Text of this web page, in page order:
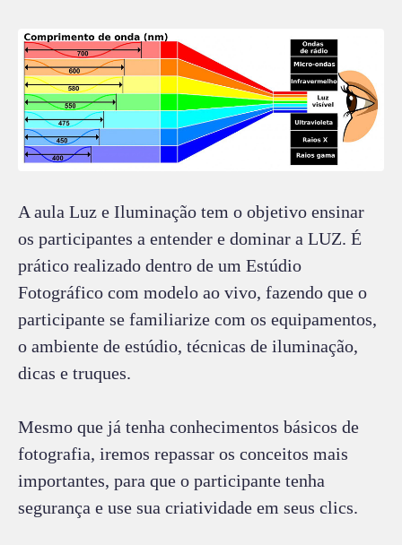
A aula Luz e Iluminação tem o objetivo ensinar
os participantes a entender e dominar a LUZ. É
prático realizado dentro de um Estúdio
Fotográfico com modelo ao vivo, fazendo que o
participante se familiarize com os equipamentos,
o ambiente de estúdio, técnicas de iluminação,
dicas e truques.
Mesmo que já tenha conhecimentos básicos de
fotografia, iremos repassar os conceitos mais
importantes, para que o participante tenha
segurança e use sua criatividade em seus clics.